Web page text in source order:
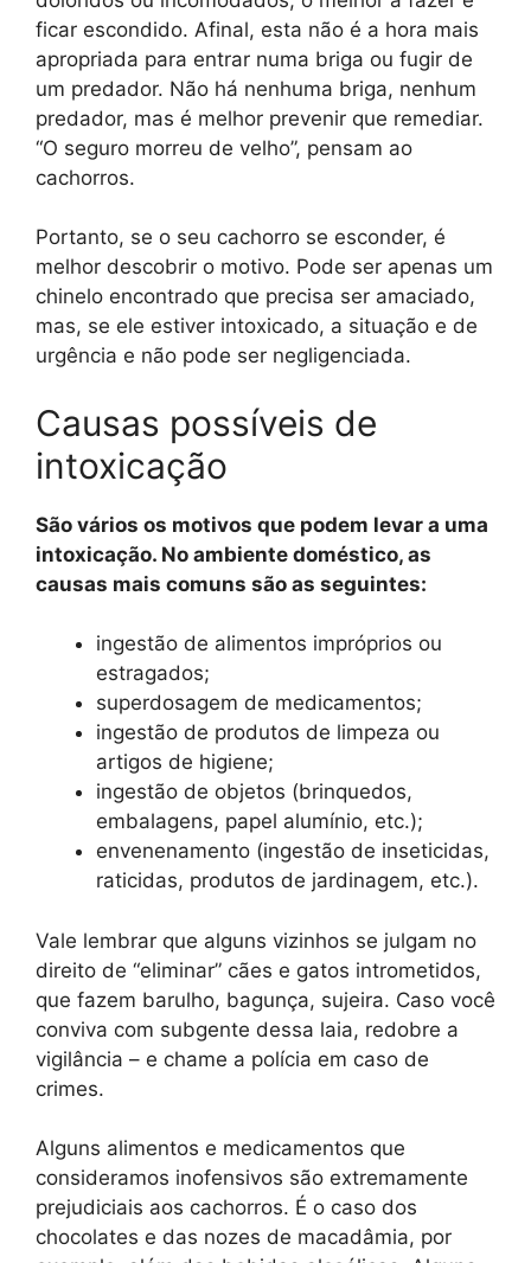
ficar escondido. Afinal, esta não é a hora mais
apropriada para entrar numa briga ou fugir de
um predador. Não há nenhuma briga, nenhum
predador, mas é melhor prevenir que remediar.
“O seguro morreu de velho”, pensam ao
cachorros.
Portanto, se o seu cachorro se esconder, é
melhor descobrir o motivo. Pode ser apenas um
chinelo encontrado que precisa ser amaciado,
mas, se ele estiver intoxicado, a situação e de
urgência e não pode ser negligenciada.
Causas possíveis de
intoxicação
São vários os motivos que podem levar a uma
intoxicação. No ambiente doméstico, as
causas mais comuns são as seguintes:
ingestão de alimentos impróprios ou
estragados;
superdosagem de medicamentos;
ingestão de produtos de limpeza ou
artigos de higiene;
ingestão de objetos (brinquedos,
embalagens, papel alumínio, etc.);
envenenamento (ingestão de inseticidas,
raticidas, produtos de jardinagem, etc.).
Vale lembrar que alguns vizinhos se julgam no
direito de “eliminar” cães e gatos intrometidos,
que fazem barulho, bagunça, sujeira. Caso você
conviva com subgente dessa laia, redobre a
vigilância – e chame a polícia em caso de
crimes.
Alguns alimentos e medicamentos que
consideramos inofensivos são extremamente
prejudiciais aos cachorros. É o caso dos
chocolates e das nozes de macadâmia, por